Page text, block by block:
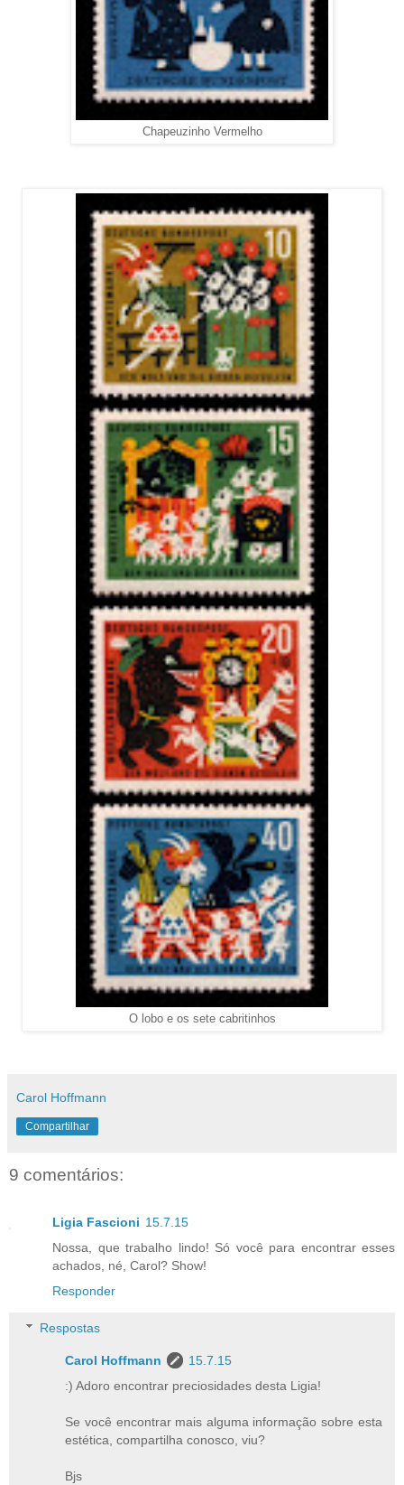
Chapeuzinho Vermelho
O lobo e os sete cabritinhos
Carol Hoffmann
Compartilhar
9 comentários:
Ligia Fascioni 15.7.15
Nossa, que trabalho lindo! Só você para encontrar esses
achados, né, Carol? Show!
Responder
Respostas
Carol Hoffmann
15.7.15
:) Adoro encontrar preciosidades desta Ligia!
Se você encontrar mais alguma informação sobre esta
estética, compartilha conosco, viu?
Bjs